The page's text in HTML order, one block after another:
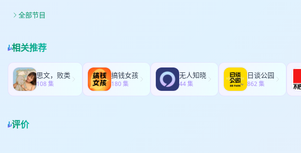
目，向高手们学习投资经验与心得。希望这档节目能给到大家一些启发，在风
破浪，成为更好的人、收获更好的投资收益。
网浪潮发生时，大家投资时候最容易犯的错误有哪些？为什么这么大的浪潮，
资人少之又少？ 09:13 中国的大模型，经历了哪几个发展阶段？我们现在在哪个
波AI浪潮开始至今，炳见老师有什么样的感受？AI和Mobile两波浪潮有什么不同
定这次这波是真正的大浪，而不是前几波AI革命那样的小浪花？看到了哪些东西
全部节目
相关推荐
思文，败类
108 集
搞钱女孩
180 集
无人知晓
44 集
日谈公园
862 集
评价